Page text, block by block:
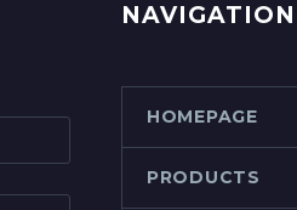
NAVIGATION
HOMEPAGE
PRODUCTS